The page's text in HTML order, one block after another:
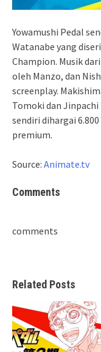
Yowamushi Pedal
Watanabe yang
Champion. Musik
oleh Manzo, dan
screenplay.
Tomoki dan
sendiri dihargai 6.800
premium.
Source: Animate.tv
Comments
comments
Related Posts